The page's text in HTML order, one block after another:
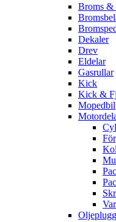
Broms &
Dekaler
Drev
Eldelar
Gasrullar
Kick
Kick &
Mopedbil
Oljeplugg